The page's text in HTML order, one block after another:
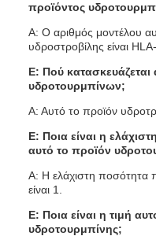
προϊόντος
Α: Ο αριθμός μοντέλου
υδροστροβίλης είναι
Ε: Πού κατασκευάζεται
υδροτουρμπίνων;
Α: Αυτό το προϊόν
Ε: Ποια είναι η
αυτό το προϊόν
Α: Η ελάχιστη ποσότητα
είναι 1.
Ε: Ποια είναι η τιμή
υδροτουρμπίνης;